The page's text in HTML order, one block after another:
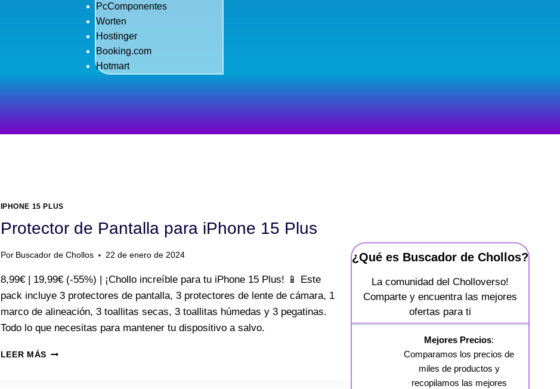
PcComponentes
Worten
Hostinger
Booking.com
Hotmart
IPHONE 15 PLUS
Protector de Pantalla para iPhone 15 Plus
Por Buscador de Chollos 22 de enero de 2024
8,99€ | 19,99€ (-55%) | ¡Chollo increíble para tu iPhone 15 Plus! 📱 Este
pack incluye 3 protectores de pantalla, 3 protectores de lente de cámara, 1
marco de alineación, 3 toallitas secas, 3 toallitas húmedas y 3 pegatinas.
Todo lo que necesitas para mantener tu dispositivo a salvo.
LEER MÁSPROTECTOR
¿Qué es Buscador de Chollos?
La comunidad del Cholloverso!
Comparte y encuentra las mejores
ofertas para ti
Mejores Precios:
Comparamos los precios de
miles de productos y
recopilamos las mejores